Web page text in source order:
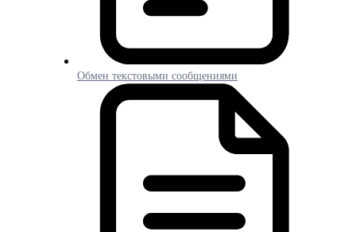
Обмен текстовыми сообщениями